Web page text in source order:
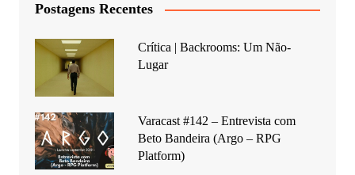
Postagens Recentes
Crítica | Backrooms: Um Não-
Lugar
Varacast #142 – Entrevista com
Beto Bandeira (Argo – RPG
Platform)